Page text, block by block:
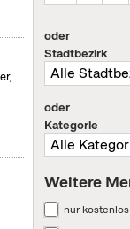
oder
Stadtbezirk
oder
Kategorie
Weitere
nur kostenlos